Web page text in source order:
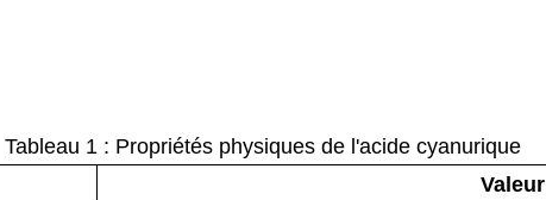
Tableau 1 : Propriétés physiques de l'acide cyanurique
Valeur